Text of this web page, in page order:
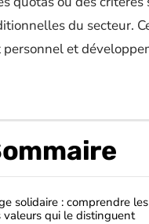
du secteur.
et
solidaire : comprendre
valeurs qui le distinguent